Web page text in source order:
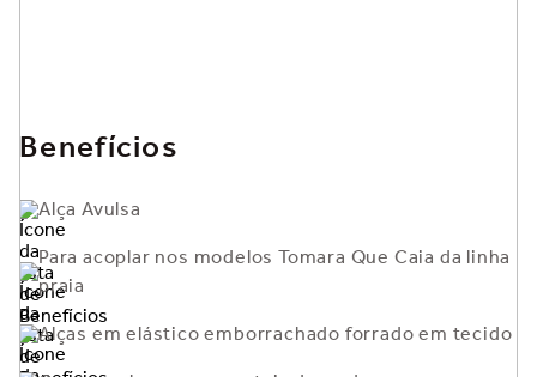
Benefícios
Alça Avulsa
Para acoplar nos modelos Tomara Que Caia da linha
praia
Alças em elástico emborrachado forrado em tecido